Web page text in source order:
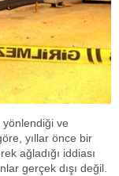
yönlendiği ve
yıllar önce bir
ağladığı iddiası
gerçek dışı değil.